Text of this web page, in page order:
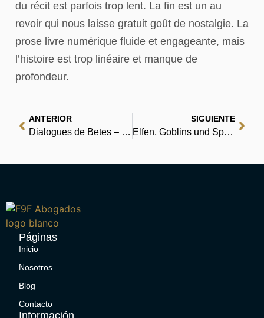
du récit est parfois trop lent. La fin est un au
revoir qui nous laisse gratuit goût de nostalgie. La
prose livre numérique fluide et engageante, mais
l’histoire est trop linéaire et manque de
profondeur.
ANTERIOR
Dialogues de Betes – (EPUB, PDF, eBooks)
SIGUIENTE
Elfen, Goblins und Spukgestalten : Literatur
Páginas
Inicio
Nosotros
Blog
Contacto